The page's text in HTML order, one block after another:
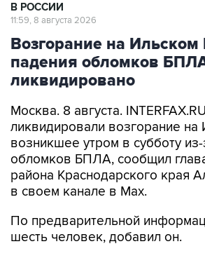
В РОССИИ
11:59, 8 августа 2026
Возгорание на Ильском
падения обломков
ликвидировано
Москва. 8 августа.
ликвидировали возгорание
возникшее утром в субботу
обломков БПЛА, сообщил
района Краснодарского края
в своем канале в Max.
По предварительной
шесть человек, добавил он.